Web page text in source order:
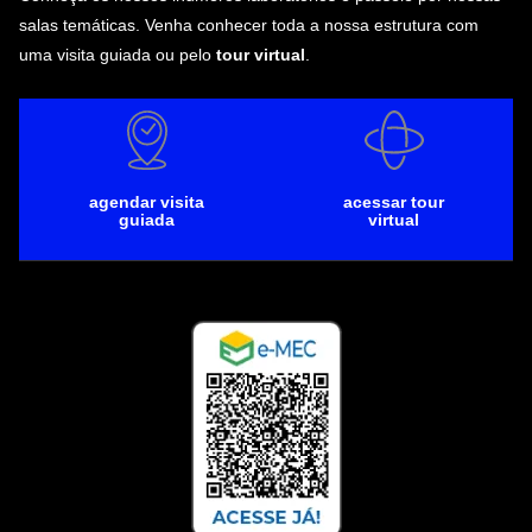
salas temáticas. Venha conhecer toda a nossa estrutura com
uma visita guiada ou pelo tour virtual.
agendar visita
guiada
acessar tour
virtual